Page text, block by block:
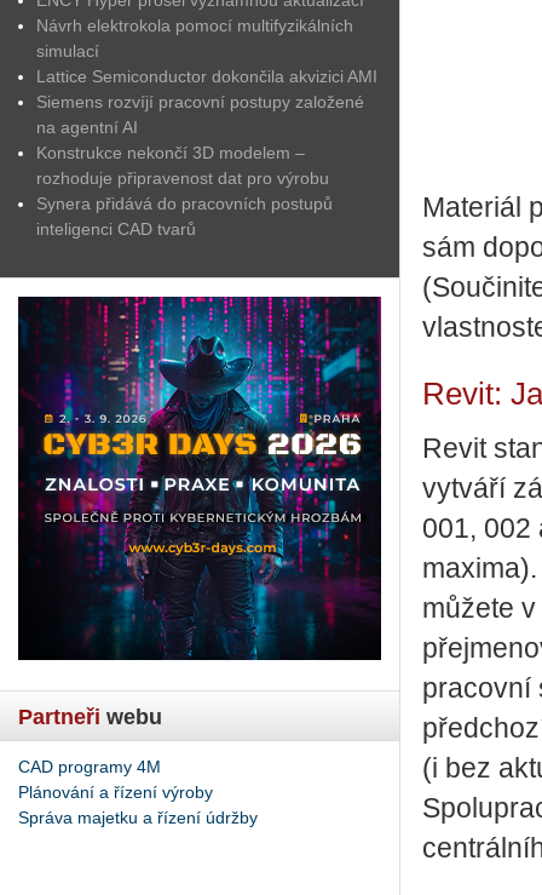
Návrh elektrokola pomocí multifyzikálních
simulací
Lattice Semiconductor dokončila akvizici AMI
Siemens rozvíjí pracovní postupy založené
na agentní AI
Konstrukce nekončí 3D modelem –
rozhoduje připravenost dat pro výrobu
Synera přidává do pracovních postupů
inteligenci CAD tvarů
Partneři webu
CAD programy 4M
Plánování a řízení výroby
Správa majetku a řízení údržby
Materiál
sám
Revit:
Revit
vytváří
001, 002
můžete
pracovní
(i bez